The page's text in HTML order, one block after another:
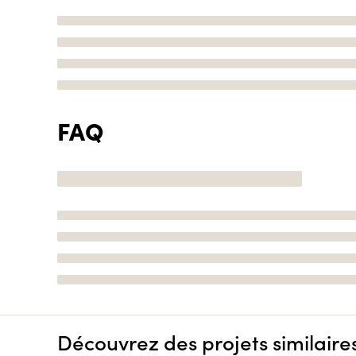
FAQ
Découvrez des projets